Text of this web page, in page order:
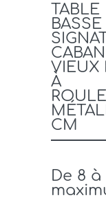
TABLE
BASSE
VIEUX
À
CM
De 8 à